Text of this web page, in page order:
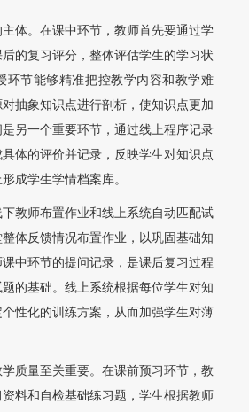
体。在课中环节，教师首先要通过学
的复习评分，整体评估学生的学习状
环节能够精准把控教学内容和教学难
抽象知识点进行剖析，使知识点更加
另一个重要环节，通过线上程序记录
体的评价并记录，反映学生对知识点
成学生学情档案库。
教师布置作业和线上系统自动匹配试
体反馈情况布置作业，以巩固基础知
中环节的提问记录，是课后复习过程
的基础。线上系统根据每位学生对知
性化的训练方案，从而加强学生对薄
质量至关重要。在课前预习环节，教
料和自检基础练习题，学生根据教师